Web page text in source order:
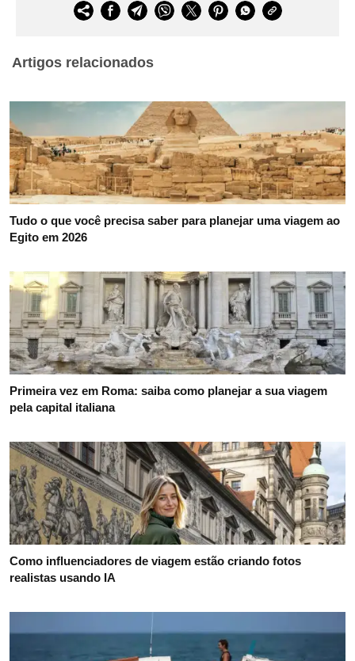
Artigos relacionados
Tudo o que você precisa saber para planejar uma viagem ao
Egito em 2026
Primeira vez em Roma: saiba como planejar a sua viagem
pela capital italiana
Como influenciadores de viagem estão criando fotos
realistas usando IA